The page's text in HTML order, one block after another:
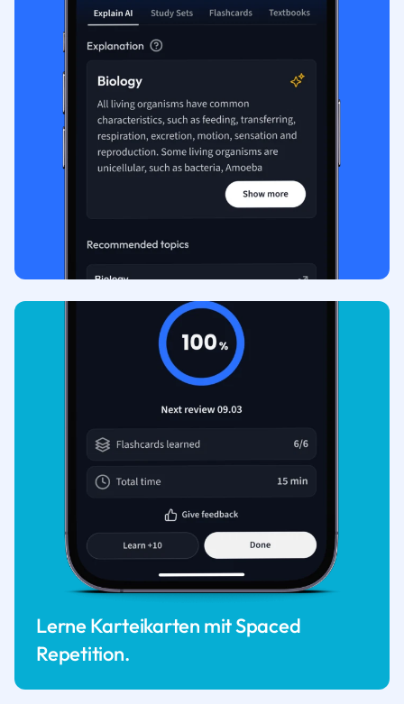
Lerne Karteikarten mit Spaced
Repetition.